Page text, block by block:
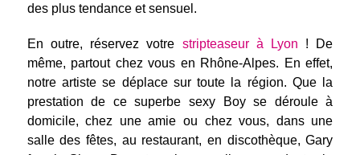
des plus tendance et sensuel.
En outre, réservez votre stripteaseur à Lyon ! De
même, partout chez vous en Rhône-Alpes. En effet,
notre artiste se déplace sur toute la région. Que la
prestation de ce superbe sexy Boy se déroule à
domicile, chez une amie ou chez vous, dans une
salle des fêtes, au restaurant, en discothèque, Gary